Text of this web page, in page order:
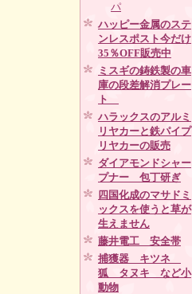
パ
ハッピー金属のステ
ンレスポスト今だけ
35％OFF販売中
ミスギの鋳鉄製の車
庫の段差解消プレー
ト
ハラックスのアルミ
リヤカーと鉄パイプ
リヤカーの販売
ダイアモンドシャー
プナー 包丁研ぎ
四国化成のマサドミ
ックスを使うと草が
生えません
藤井電工 安全帯
捕獲器 キツネ
狐 タヌキ など小
動物